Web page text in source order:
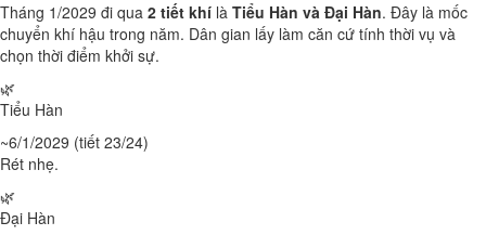
Tháng 1/2029 đi qua 2 tiết khí là Tiểu Hàn và Đại Hàn. Đây là mốc
chuyển khí hậu trong năm. Dân gian lấy làm căn cứ tính thời vụ và
chọn thời điểm khởi sự.
🌿
Tiểu Hàn
~6/1/2029 (tiết 23/24)
Rét nhẹ.
🌿
Đại Hàn